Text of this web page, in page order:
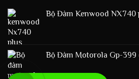
Bộ Đàm Kenwood NX740
Bộ Đàm Motorola Gp-